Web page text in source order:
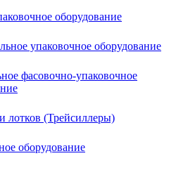
оборудование
упаковочное оборудование
фасовочно-упаковочное
лотков (Трейсиллеры)
оборудование